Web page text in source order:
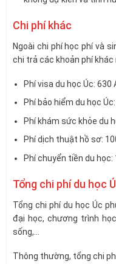
Chi phí khác
Ngoài chi phí học phí và
chi trả các khoản phí khác
Phí visa du học Úc:
Phí bảo hiểm du học
Phí khám sức khỏe du
Phí dịch thuật hồ sơ:
Phí chuyển tiền du
Tổng chi phí du học
Tổng chi phí du học Úc
đại học, chương trình
sống,…
Thông thường, tổng chi